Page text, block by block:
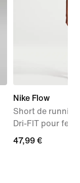
Nike Flow
Short de running
Dri-FIT pour
47,99 €
47,99 €